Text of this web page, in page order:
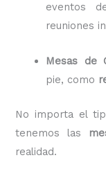
eventos
reuniones
Mesas de
pie, como
No importa el
tenemos las
realidad.